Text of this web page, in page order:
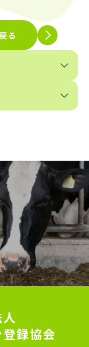
る
録協会